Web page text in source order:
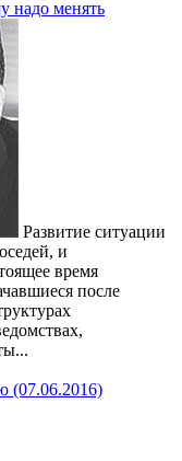
надо менять
Развитие ситуации
и
время
после
(07.06.2016)